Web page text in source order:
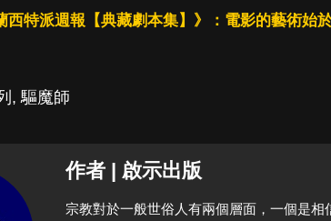
西特派週報【典藏劇本集】》：電影的藝術始
, 驅魔師
作者 | 啟示出版
宗教對於一般世俗人有兩個層面，一個是相